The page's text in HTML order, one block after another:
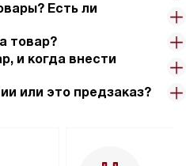
Есть ли
товар?
и когда внести
или это предзаказ?